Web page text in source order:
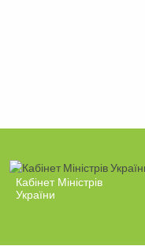
Кабінет Міністрів
України